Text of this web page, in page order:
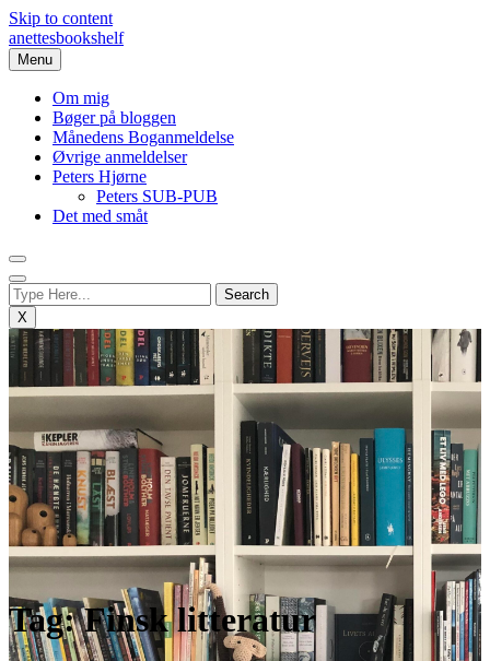
Skip to content
anettesbookshelf
Menu
Om mig
Bøger på bloggen
Månedens Boganmeldelse
Øvrige anmeldelser
Peters Hjørne
Peters SUB-PUB
Det med småt
X
Tag:Finsk litteratur